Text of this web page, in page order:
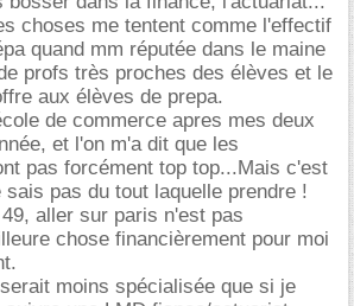
choses me tentent comme l'effectif
quand mm réputée dans le maine
profs très proches des élèves et le
aux élèves de prepa.
de commerce apres mes deux
et l'on m'a dit que les
pas forcément top top...Mais c'est
pas du tout laquelle prendre !
aller sur paris n'est pas
chose financièrement pour moi
moins spécialisée que si je